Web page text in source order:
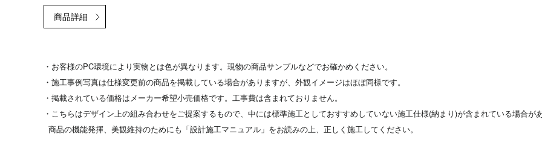
・お客様のPC環境により実物とは色が異なります。現物の商品サンプルなどでお確かめください。
・施工事例写真は仕様変更前の商品を掲載している場合がありますが、外観イメージはほぼ同様です。
・掲載されている価格はメーカー希望小売価格です。工事費は含まれておりません。
・こちらはデザイン上の組み合わせをご提案するもので、中には標準施工としておすすめしていない施工仕様(納まり)が含まれている場合があ
商品の機能発揮、美観維持のためにも「設計施工マニュアル」をお読みの上、正しく施工してください。